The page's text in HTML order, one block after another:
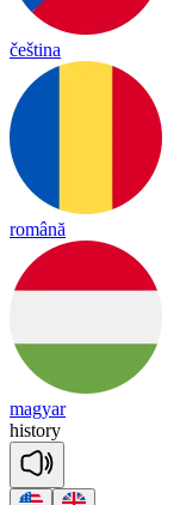
čeština
română
magyar
history